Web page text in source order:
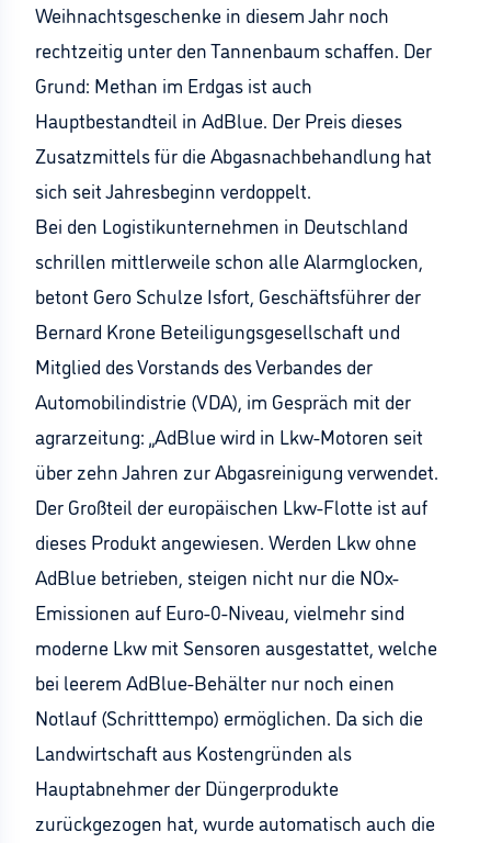
Weihnachtsgeschenke in diesem Jahr noch
rechtzeitig unter den Tannenbaum schaffen. Der
Grund: Methan im Erdgas ist auch
Hauptbestandteil in AdBlue. Der Preis dieses
Zusatzmittels für die Abgasnachbehandlung hat
sich seit Jahresbeginn verdoppelt.
Bei den Logistikunternehmen in Deutschland
schrillen mittlerweile schon alle Alarmglocken,
betont Gero Schulze Isfort, Geschäftsführer der
Bernard Krone Beteiligungsgesellschaft und
Mitglied des Vorstands des Verbandes der
Automobilindistrie (VDA), im Gespräch mit der
agrarzeitung: „AdBlue wird in Lkw-Motoren seit
über zehn Jahren zur Abgasreinigung verwendet.
Der Großteil der europäischen Lkw-Flotte ist auf
dieses Produkt angewiesen. Werden Lkw ohne
AdBlue betrieben, steigen nicht nur die NOx-
Emissionen auf Euro-0-Niveau, vielmehr sind
moderne Lkw mit Sensoren ausgestattet, welche
bei leerem AdBlue-Behälter nur noch einen
Notlauf (Schritttempo) ermöglichen. Da sich die
Landwirtschaft aus Kostengründen als
Hauptabnehmer der Düngerprodukte
zurückgezogen hat, wurde automatisch auch die